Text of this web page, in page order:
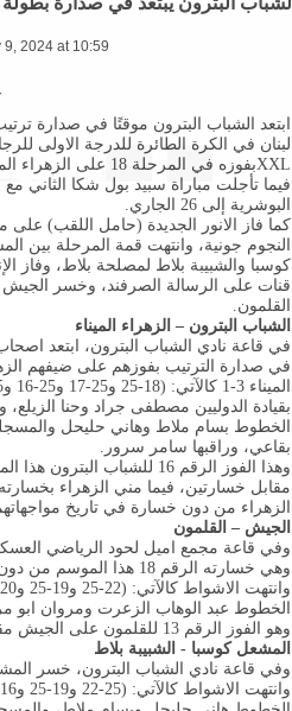
9, 2024 at 10:59
ابتعد الشباب البترون موقتًا في صدارة
لبنان في الكرة الطائرة للدرجة الاولى
XXL
بفوزه في المرحلة 18 على
فيما تأجلت مباراة سبيد بول شكا الثاني مع
البوشرية إلى 26 الجاري.
كما فاز الانور الجديدة (حامل اللقب) على
النجوم جونية، وانتهت قمة المرحلة بين
كوسبا والشبيبة بلاط لمصلحة بلاط، وفاز
قنات على الرسالة الصرفند، وخسر الجيش
القلمون.
الشباب البترون – الزهراء الميناء
في قاعة نادي الشباب البترون، ابتعد
في صدارة الترتيب بفوزهم على ضيفهم
بقيادة الدوليين مصطفى جراد وحنا
الخطوط بسام ملاط وهاني حليحل
بقاعي، وراقبها سامر سرور.
وهذا الفوز الرقم 16 للشباب البترون
الزهراء من دون خسارة في تاريخ
الجيش – القلمون
الخطوط عبد الوهاب الزعرت ومروان ابو
وهو الفوز الرقم 13 للقلمون على الجيش مقابل اربع خسارات في تاريخ مواجهاتهما الرسمية في اللعبة.
المشعل كوسبا - الشبيبة بلاط